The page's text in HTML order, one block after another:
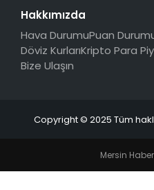
Hakkımızda
Hava DurumuPuan
Döviz KurlarıKripto Para
Bize Ulaşın
Copyright © 2025 Tüm
Mersin Haber